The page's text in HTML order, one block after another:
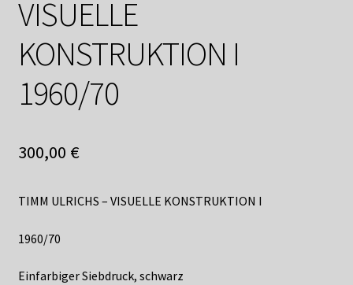
Suchservice
Versandkosten / Lieferung
Zahlungsarten
VISUELLE
KONSTRUKTION I
1960/70
300,00 €
TIMM ULRICHS – VISUELLE KONSTRUKTION I
1960/70
Einfarbiger Siebdruck, schwarz